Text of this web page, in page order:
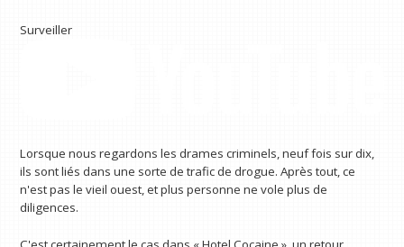
Surveiller
Lorsque nous regardons les drames criminels, neuf fois sur dix,
ils sont liés dans une sorte de trafic de drogue. Après tout, ce
n'est pas le vieil ouest, et plus personne ne vole plus de
diligences.